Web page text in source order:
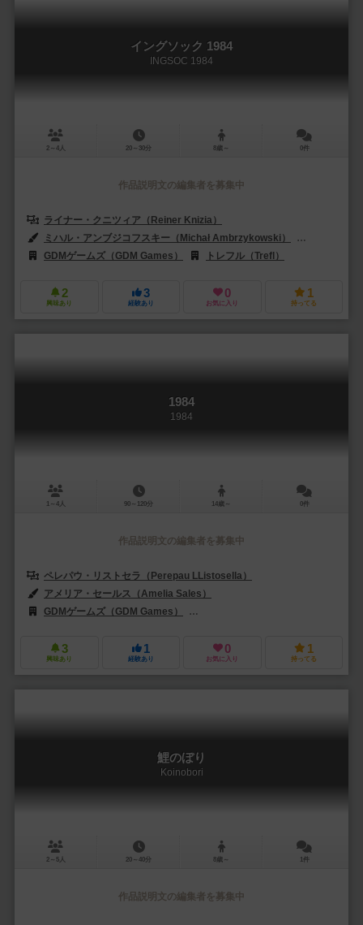
イングソック 1984
INGSOC 1984
2～4人 20～30分 8歳～ 0件
作品説明文の編集者を募集中
ライナー・クニツィア（Reiner Knizia）
ミハル・アンブジコフスキー（Michał Ambrzykowski）
GDMゲームズ（GDM Games）
トレフル（Trefl）
2
興味あり
3
経験あり
0
お気に入り
1
持ってる
1984
1984
1～4人 90～120分 14歳～ 0件
作品説明文の編集者を募集中
ペレパウ・リストセラ（Perepau LListosella）
アメリア・セールス（Amelia Sales）
GDMゲームズ（GDM Games）
3
興味あり
1
経験あり
0
お気に入り
1
持ってる
鯉のぼり
Koinobori
2～5人 20～40分 8歳～ 1件
作品説明文の編集者を募集中